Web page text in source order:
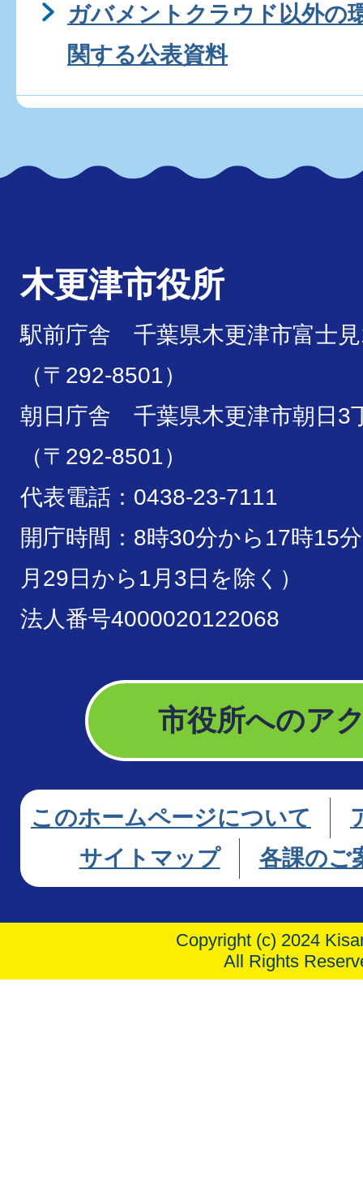
ガバメントクラウド以外の
関する公表資料
木更津市役所
駅前庁舎 千葉県木更津市富士
（〒292-8501）
朝日庁舎 千葉県木更津市朝日3
（〒292-8501）
代表電話：0438-23-7111
開庁時間：8時30分から17時15
月29日から1月3日を除く）
法人番号4000020122068
市役所へのア
このホームページについて
サイトマップ
各課のご
Copyright (c) 2024
All Rights